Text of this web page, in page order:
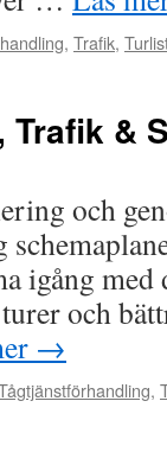
, Trafik,
Trafik &
och
igång med
och
→
,